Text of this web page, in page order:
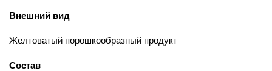
Внешний вид
Желтоватый порошкообразный продукт
Состав